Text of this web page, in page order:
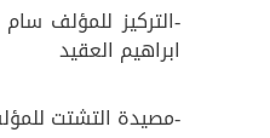
-التركيز للمؤلف
ابراهيم العقيد
-مصيدة التشتت